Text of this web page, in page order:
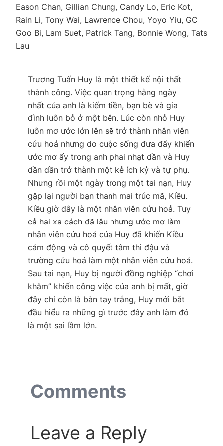
Eason Chan, Gillian Chung, Candy Lo, Eric Kot,
Rain Li, Tony Wai, Lawrence Chou, Yoyo Yiu, GC
Goo Bi, Lam Suet, Patrick Tang, Bonnie Wong, Tats
Lau
Trương Tuấn Huy là một thiết kế nội thất
thành công. Việc quan trọng hằng ngày
nhất của anh là kiếm tiền, bạn bè và gia
đình luôn bỏ ở một bên. Lúc còn nhỏ Huy
luôn mơ ước lớn lên sẽ trở thành nhân viên
cứu hoả nhưng do cuộc sống đưa đẩy khiến
ước mơ ấy trong anh phai nhạt dần và Huy
dần dần trở thành một kẻ ích kỷ và tự phụ.
Nhưng rồi một ngày trong một tai nạn, Huy
gặp lại người bạn thanh mai trúc mã, Kiều.
Kiều giờ đây là một nhân viên cứu hoả. Tuy
cả hai xa cách đã lâu nhưng ước mơ làm
nhân viên cứu hoả của Huy đã khiến Kiều
cảm động và cô quyết tâm thi đậu và
trường cứu hoả làm một nhân viên cứu hoả.
Sau tai nạn, Huy bị người đồng nghiệp “chơi
khăm” khiến công việc của anh bị mất, giờ
đây chỉ còn là bàn tay trắng, Huy mới bắt
đầu hiểu ra những gì trước đây anh làm đó
là một sai lầm lớn.
Comments
Leave a Reply